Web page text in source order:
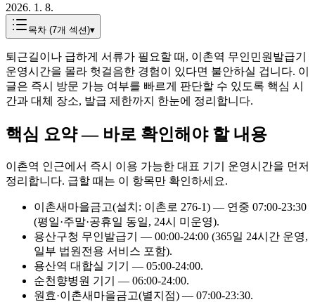
2026. 1. 8.
목차 (7개 섹션)▾
퇴근길이나 급하게 서류가 필요할 때, 이촌역 무인민원발급기
운영시간을 몰라 헛걸음한 경험이 있다면 불안하실 겁니다. 이
글은 즉시 방문 가능 여부를 빠르게 판단할 수 있도록 핵심 시
간과 대체 장소, 발급 제한까지 한눈에 정리합니다.
핵심 요약 — 바로 확인해야 할 내용
이촌역 인근에서 즉시 이용 가능한 대표 기기 운영시간을 먼저
정리합니다. 급할 때는 이 항목만 확인하세요.
이촌새마을금고(설치: 이촌로 276-1) — 연중 07:00-23:30
(평일·주말·공휴일 동일, 24시 미운영).
용산구청 무인발급기 — 00:00-24:00 (365일 24시간 운영,
일부 법원전용 서비스 포함).
용산역 대합실 기기 — 05:00-24:00.
순천향병원 기기 — 06:00-24:00.
원효·이촌새마을금고(별지점) — 07:00-23:30.